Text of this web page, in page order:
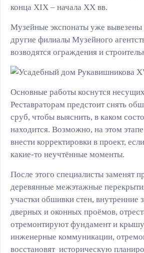
конца XIX – начала ХХ вв.
Музейные экспонаты уже
другие филиалы Музейного
возводятся ограждения и
Основные работы коснутся
Реставраторам предстоит снять
сруб, чтобы выяснить, в каком
находится. Возможно, на этом
внести корректировки в проект,
какие-то неучтённые моменты.
После этого специалисты заменят
деревянные межэтажные
участки обшивки стен, внутренние
дверных и оконных проёмов,
отремонтируют фундамент и
инженерные коммуникации,
восстановят историческую